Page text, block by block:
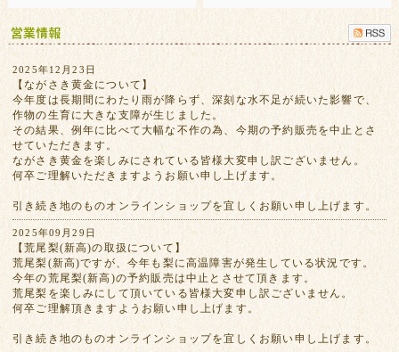
2025年12月23日
【ながさき黄金について】
今年度は長期間にわたり雨が降らず、深刻な水不足が続いた影響で、
作物の生育に大きな支障が生じました。
その結果、例年に比べて大幅な不作の為、今期の予約販売を中止とさ
せていただきます。
ながさき黄金を楽しみにされている皆様大変申し訳ございません。
何卒ご理解いただきますようお願い申し上げます。
引き続き地のものオンラインショップを宜しくお願い申し上げます。
2025年09月29日
【荒尾梨(新高)の取扱について】
荒尾梨(新高)ですが、今年も梨に高温障害が発生している状況です。
今年の荒尾梨(新高)の予約販売は中止とさせて頂きます。
荒尾梨を楽しみにして頂いている皆様大変申し訳ございません。
何卒ご理解頂きますようお願い申し上げます。
引き続き地のものオンラインショップを宜しくお願い申し上げます。